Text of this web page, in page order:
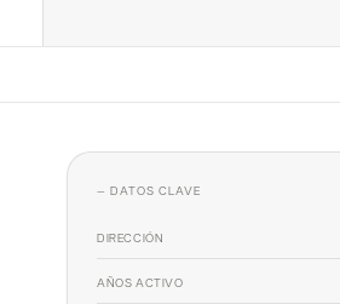
— DATOS CLAVE
DIRECCIÓN
AÑOS ACTIVO